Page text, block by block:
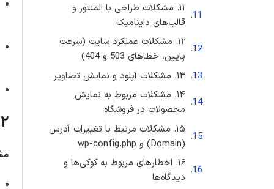
۱۱. مشکلات طراحی با المنتور و
قالب‌های داینامیک
۱۲. مشکلات عملکرد سایت (سرعت
پایین، خطاهای 503 و 404)
۱۳. مشکلات آپلود و نمایش تصاویر
۱۴. مشکلات مربوط به نمایش
محصولات در فروشگاه
۱۵. مشکلات مرتبط با تغییرات آدرس
(Domain) و wp-config.php
۱۶. اخطارهای مربوط به کوکی‌ها و
دیدگاه‌ها
۲. مشکلات نمایش محتوا (برگه‌ها، پست‌ها و دسته‌بندی‌ها)